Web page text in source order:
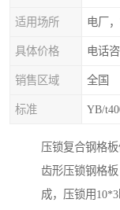
适用场所
具体价格 电话
销售区域 全国
标准 YB/
压锁复合钢格
齿形压锁钢格
成，压锁用